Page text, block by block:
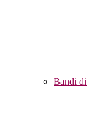
Bandi